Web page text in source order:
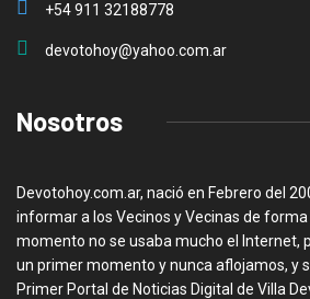
+54 911 32188778
devotohoy@yahoo.com.ar
Nosotros
Devotohoy.com.ar, nació en Febrero del
informar a los Vecinos y Vecinas de forma
momento no se usaba mucho el Internet,
un primer momento y nunca aflojamos, y
Primer Portal de Noticias Digital de Villa